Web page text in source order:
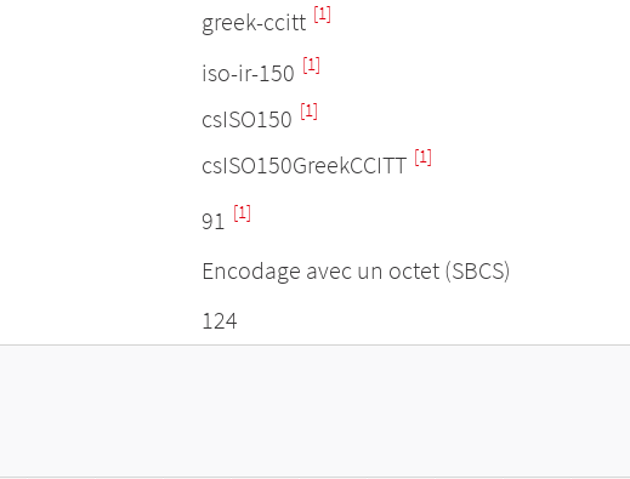
greek-ccitt [1]
iso-ir-150 [1]
csISO150 [1]
csISO150GreekCCITT [1]
91 [1]
Encodage avec un octet (SBCS)
124